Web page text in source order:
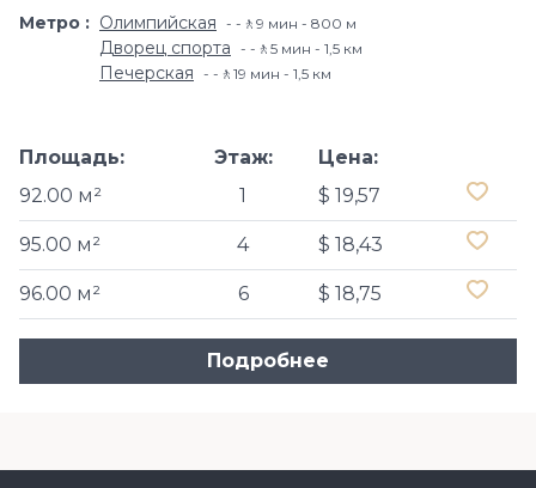
Метро Олимпийская -🚶9 мин - 800 м
Дворец спорта -🚶5 мин - 1,5 км
Печерская -🚶19 мин - 1,5 км
Площадь:
92.00 м²
Этаж:
1
Цена:
$ 19,57
95.00 м² 4 $ 18,43
96.00 м² 6 $ 18,75
Подробнее